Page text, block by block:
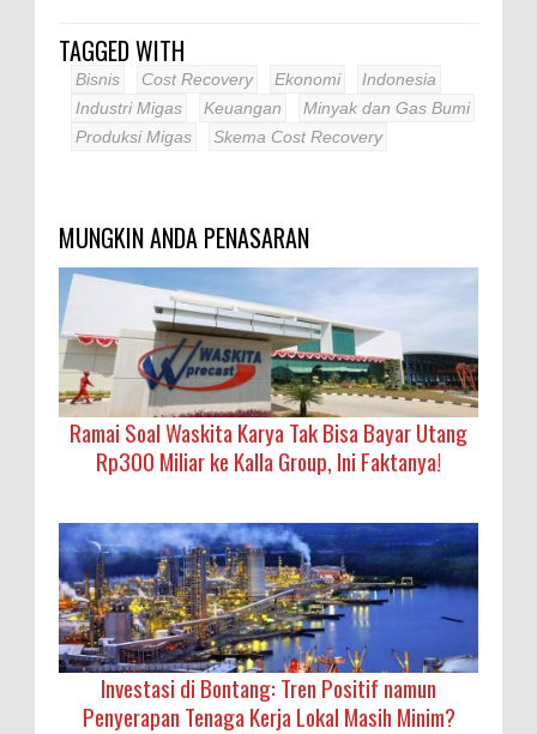
TAGGED WITH
Bisnis Cost Recovery Ekonomi
Indonesia
Industri Migas
Keuangan
Minyak dan Gas Bumi
Produksi Migas
Skema Cost Recovery
MUNGKIN ANDA PENASARAN
Ramai Soal Waskita Karya Tak Bisa Bayar Utang
Rp300 Miliar ke Kalla Group, Ini Faktanya!
Investasi di Bontang: Tren Positif namun
Penyerapan Tenaga Kerja Lokal Masih Minim?